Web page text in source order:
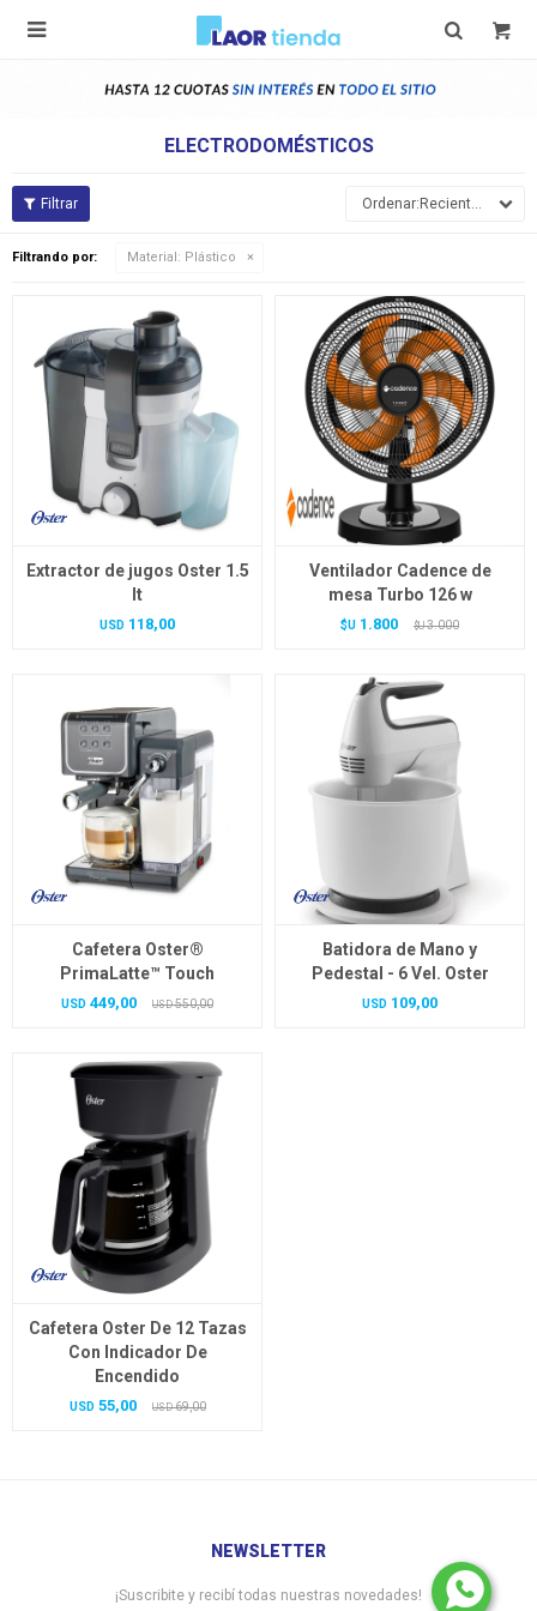

ELECTRODOMÉSTICOS
Recientes
Filtrando por: Material: Plástico
Extractor de jugos Oster 1.5
lt
USD 118,00
Ventilador Cadence de
mesa Turbo 126 w
$U 1.800 $U 3.000
Cafetera Oster®
PrimaLatte™ Touch
USD 449,00 USD 550,00
Batidora de Mano y
Pedestal - 6 Vel. Oster
USD 109,00
Cafetera Oster De 12 Tazas
Con Indicador De
Encendido
USD 55,00 USD 69,00
NEWSLETTER
¡Suscribite y recibí todas nuestras novedades!